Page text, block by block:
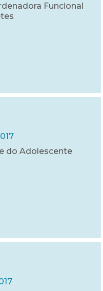
Funcional
do Adolescente